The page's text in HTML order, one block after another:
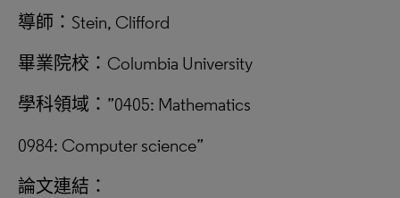
導師：Stein, Clifford
畢業院校：Columbia University
學科領域：”0405: Mathematics
0984: Computer science”
論文連結：